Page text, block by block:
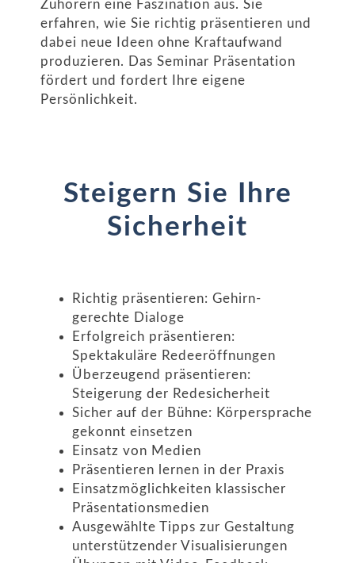
Zuhörern eine Faszination aus. Sie
erfahren, wie Sie richtig präsentieren und
dabei neue Ideen ohne Kraftaufwand
produzieren. Das Seminar Präsentation
fördert und fordert Ihre eigene
Persönlichkeit.
Steigern Sie Ihre
Sicherheit
Richtig präsentieren: Gehirn-
gerechte Dialoge
Erfolgreich präsentieren:
Spektakuläre Redeeröffnungen
Überzeugend präsentieren:
Steigerung der Redesicherheit
Sicher auf der Bühne: Körpersprache
gekonnt einsetzen
Einsatz von Medien
Präsentieren lernen in der Praxis
Einsatzmöglichkeiten klassischer
Präsentationsmedien
Ausgewählte Tipps zur Gestaltung
unterstützender Visualisierungen